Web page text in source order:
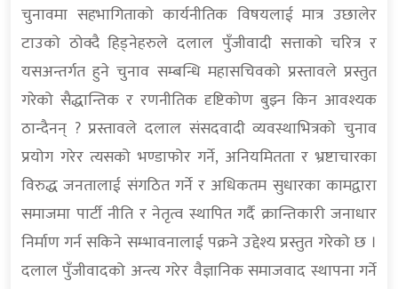
चुनावमा सहभागिताको कार्यनीतिक विषयलाई मात्र उछालेर
टाउको ठोक्दै हिड्नेहरुले दलाल पुँजीवादी सत्ताको चरित्र र
यसअन्तर्गत हुने चुनाव सम्बन्धि महासचिवको प्रस्तावले प्रस्तुत
गरेको सैद्धान्तिक र रणनीतिक दृष्टिकोण बुझ्न किन आवश्यक
ठान्दैनन् ? प्रस्तावले दलाल संसदवादी व्यवस्थाभित्रको चुनाव
प्रयोग गरेर त्यसको भण्डाफोर गर्ने, अनियमितता र भ्रष्टाचारका
विरुद्ध जनतालाई संगठित गर्ने र अधिकतम सुधारका कामद्वारा
समाजमा पार्टी नीति र नेतृत्व स्थापित गर्दै क्रान्तिकारी जनाधार
निर्माण गर्न सकिने सम्भावनालाई पक्रने उद्देश्य प्रस्तुत गरेको छ ।
दलाल पुँजीवादको अन्त्य गरेर वैज्ञानिक समाजवाद स्थापना गर्ने